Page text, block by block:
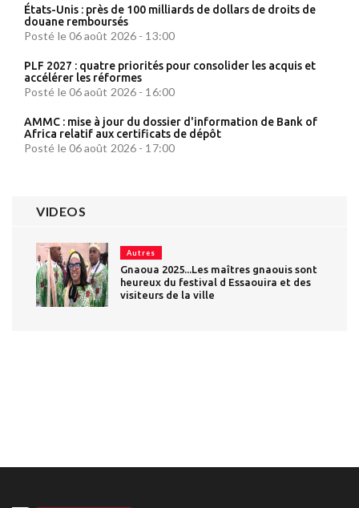
États-Unis : près de 100 milliards de dollars de droits de
douane remboursés
Posté le 06 août 2026 - 13:00
PLF 2027 : quatre priorités pour consolider les acquis et
accélérer les réformes
Posté le 06 août 2026 - 16:00
AMMC : mise à jour du dossier d'information de Bank of
Africa relatif aux certificats de dépôt
Posté le 06 août 2026 - 17:00
VIDEOS
Autres
Gnaoua 2025...Les maîtres gnaouis sont
heureux du festival d Essaouira et des
visiteurs de la ville